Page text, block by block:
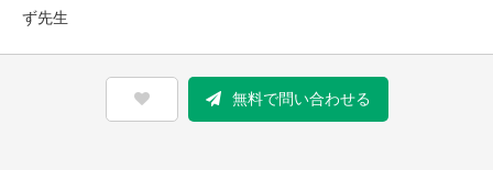
ず先生
無料で問い合わせる